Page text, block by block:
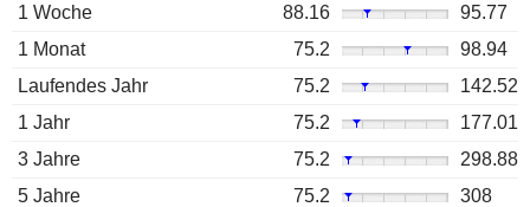
1 Woche 88.16
95.77
1 Monat
75.2
98.94
Laufendes Jahr
75.2
142.52
1 Jahr
75.2
177.01
3 Jahre
75.2
298.88
5 Jahre
75.2
308